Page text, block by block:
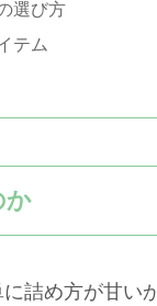
選び方
テム
か
詰め方が甘い